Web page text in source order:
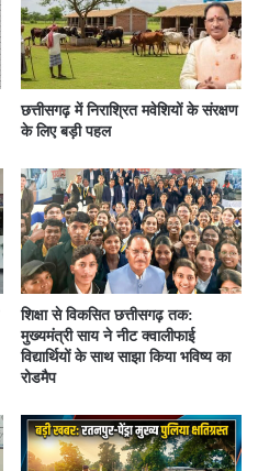
छत्तीसगढ़ में निराश्रित मवेशियों के संरक्षण
के लिए बड़ी पहल
शिक्षा से विकसित छत्तीसगढ़ तक:
मुख्यमंत्री साय ने नीट क्वालीफाई
विद्यार्थियों के साथ साझा किया भविष्य का
रोडमैप